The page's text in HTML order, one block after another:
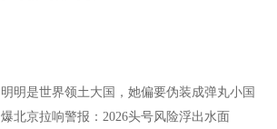
明明是世界领土大国，她偏要伪装成弹丸小国
爆北京拉响警报：2026头号风险浮出水面